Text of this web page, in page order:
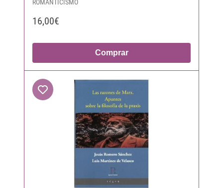
ROMANTICISMO
16,00€
Comprar